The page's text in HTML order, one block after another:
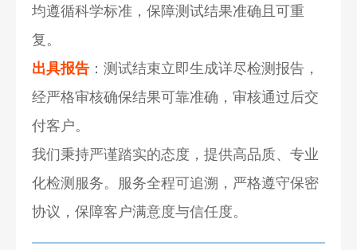
均遵循科学标准，保障测试结果准确且可重
复。
出具报告 ：测试结束立即生成详尽检测报告，
经严格审核确保结果可靠准确，审核通过后交
付客户。
我们秉持严谨踏实的态度，提供高品质、专业
化检测服务。服务全程可追溯，严格遵守保密
协议，保障客户满意度与信任度。